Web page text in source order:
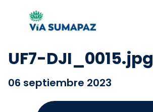
UF7-DJI_0015.jpg
06 septiembre 2023